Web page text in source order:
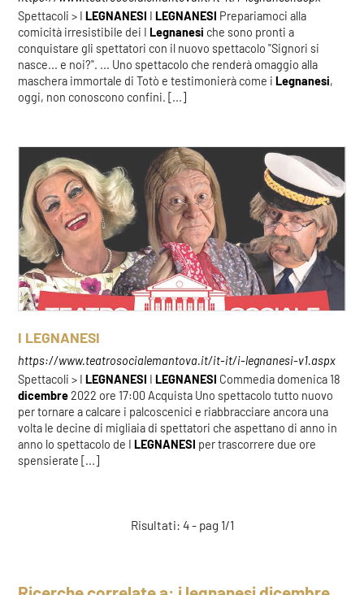
Spettacoli > ILEGNANESI ILEGNANESI Prepariamoci alla
comicità irresistibile dei ILegnanesi che sono pronti a
conquistare gli spettatori con il nuovo spettacolo "Signori si
nasce... e noi?". ... Uno spettacolo che renderà omaggio alla
maschera immortale di Totò e testimonierà come iLegnanesi,
oggi, non conoscono confini. [...]
I LEGNANESI
https://www.teatrosocialemantova.it/it-it/i-legnanesi-v1.aspx
Spettacoli > ILEGNANESI ILEGNANESI Commedia domenica 18
dicembre2022 ore 17:00 Acquista Uno spettacolo tutto nuovo
per tornare a calcare i palcoscenici e riabbracciare ancora una
volta le decine di migliaia di spettatori che aspettano di anno in
anno lo spettacolo de ILEGNANESI per trascorrere due ore
spensierate [...]
Risultati: 4 - pag 1/1